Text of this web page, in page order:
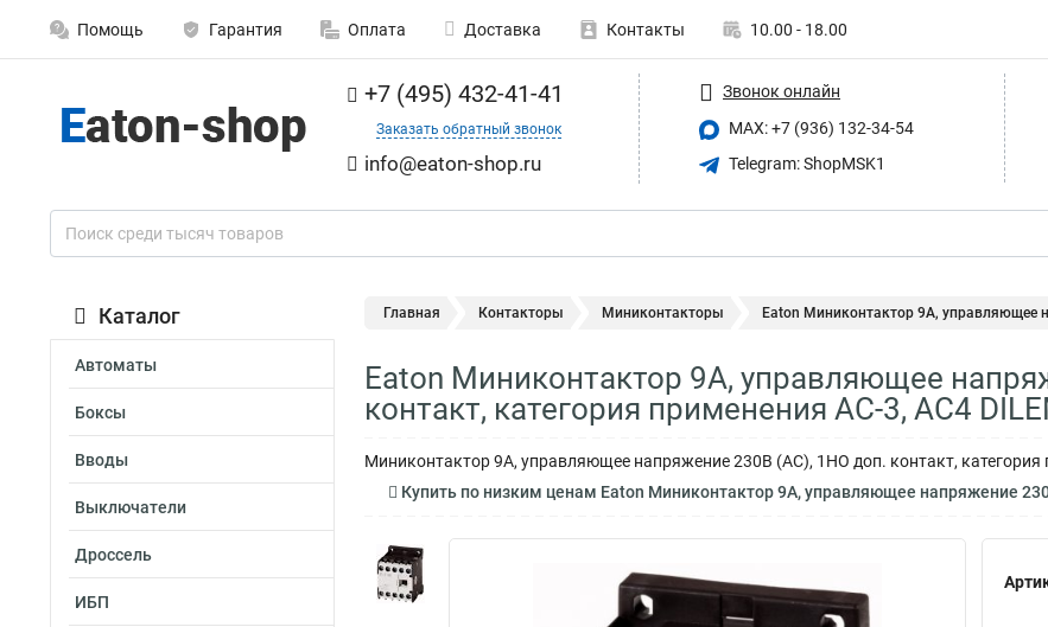
Помощь Гарантия Оплата Доставка Контакты 10.00 - 18.00
+7 (495) 432-41-41
Заказать обратный звонок
info@eaton-shop.ru
Звонок онлайн
MAX: +7 (936) 132-34-54
Telegram: ShopMSK1
Каталог
Автоматы
Боксы
Вводы
Выключатели
Дроссель
ИБП
Главная Контакторы Миниконтакторы Eaton Миниконтактор 9А, управляющее
Eaton Миниконтактор 9А, управляющее
контакт, категория применения AC-3, АС4
Миниконтактор 9А, управляющее напряжение 230В (АC), 1НO доп. контакт, категория
Купить по низким ценам Eaton Миниконтактор 9А, управляющее напряжение 230В (АC), 1НO доп.